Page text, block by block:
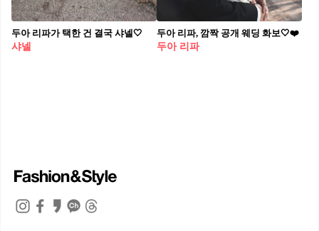
두아 리파가 택한 건 결국 샤넬🤍
샤넬
두아 리파, 깜짝 공개 웨딩 화보🤍❤️
두아 리파